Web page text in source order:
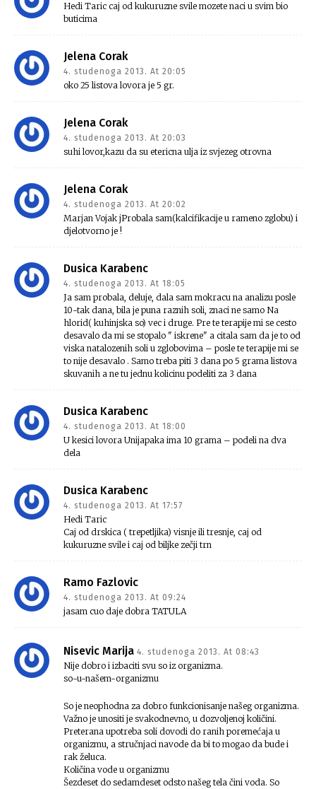
Hedi Taric caj od kukuruzne svile mozete naci u svim bio
buticima
Jelena Corak
4. studenoga 2013. At 20:05
oko 25 listova lovora je 5 gr.
Jelena Corak
4. studenoga 2013. At 20:03
suhi lovor,kazu da su etericna ulja iz svjezeg otrovna
Jelena Corak
4. studenoga 2013. At 20:02
Marjan Vojak jProbala sam(kalcifikacije u rameno zglobu) i
djelotvorno je !
Dusica Karabenc
4. studenoga 2013. At 18:05
Ja sam probala, deluje, dala sam mokracu na analizu posle
10-tak dana, bila je puna raznih soli, znaci ne samo Na
hlorid( kuhinjska so) vec i druge. Pre te terapije mi se cesto
desavalo da mi se stopalo " iskrene" a citala sam da je to od
viska natalozenih soli u zglobovima – posle te terapije mi se
to nije desavalo . Samo treba piti 3 dana po 5 grama listova
skuvanih a ne tu jednu kolicinu podeliti za 3 dana
Dusica Karabenc
4. studenoga 2013. At 18:00
U kesici lovora Unijapaka ima 10 grama – podeli na dva
dela
Dusica Karabenc
4. studenoga 2013. At 17:57
Hedi Taric
Caj od drskica ( trepetljika) visnje ili tresnje, caj od
kukuruzne svile i caj od biljke zečji trn
Ramo Fazlovic
4. studenoga 2013. At 09:24
jasam cuo daje dobra TATULA
Nisevic Marija 4. studenoga 2013. At 08:43
Nije dobro i izbaciti svu so iz organizma.
so-u-našem-organizmu
So je neophodna za dobro funkcionisanje našeg organizma.
Važno je unositi je svakodnevno, u dozvoljenoj količini.
Preterana upotreba soli dovodi do ranih poremećaja u
organizmu, a stručnjaci navode da bi to mogao da bude i
rak želuca.
Količina vode u organizmu
Šezdeset do sedamdeset odsto našeg tela čini voda. So